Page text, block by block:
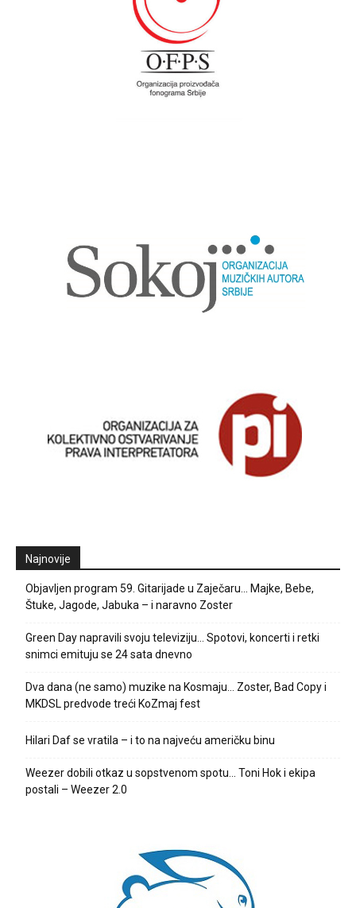
Najnovije
Objavljen program 59. Gitarijade u Zaječaru… Majke, Bebe,
Štuke, Jagode, Jabuka – i naravno Zoster
Green Day napravili svoju televiziju… Spotovi, koncerti i retki
snimci emituju se 24 sata dnevno
Dva dana (ne samo) muzike na Kosmaju… Zoster, Bad Copy i
MKDSL predvode treći KoZmaj fest
Hilari Daf se vratila – i to na najveću američku binu
Weezer dobili otkaz u sopstvenom spotu… Toni Hok i ekipa
postali – Weezer 2.0